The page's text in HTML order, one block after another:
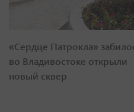
«Сердце Патрокла»
во Владивостоке открыли
новый сквер